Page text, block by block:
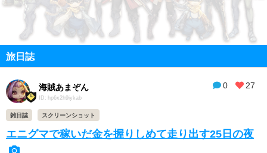
旅日誌
0 27
海賊あまぞん
ID: hp6x2h9iykab
雑日誌 スクリーンショット
エニグマで稼いだ金を握りしめて走り出す25日の夜